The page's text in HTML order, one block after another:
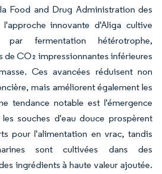
Food and Drug Administration des
l'approche innovante d'Aliga cultive
par fermentation hétérotrophe,
de CO₂ impressionnantes inférieures
Ces avancées réduisent non
mais améliorent également les
tendance notable est l'émergence
souches d'eau douce prospèrent
pour l'alimentation en vrac, tandis
sont cultivées dans des
ingrédients à haute valeur ajoutée.